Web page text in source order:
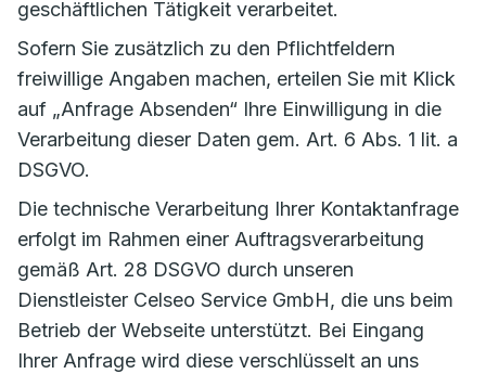
geschäftlichen Tätigkeit verarbeitet.
Sofern Sie zusätzlich zu den Pflichtfeldern
freiwillige Angaben machen, erteilen Sie mit Klick
auf „Anfrage Absenden“ Ihre Einwilligung in die
Verarbeitung dieser Daten gem. Art. 6 Abs. 1 lit. a
DSGVO.
Die technische Verarbeitung Ihrer Kontaktanfrage
erfolgt im Rahmen einer Auftragsverarbeitung
gemäß Art. 28 DSGVO durch unseren
Dienstleister Celseo Service GmbH, die uns beim
Betrieb der Webseite unterstützt. Bei Eingang
Ihrer Anfrage wird diese verschlüsselt an uns